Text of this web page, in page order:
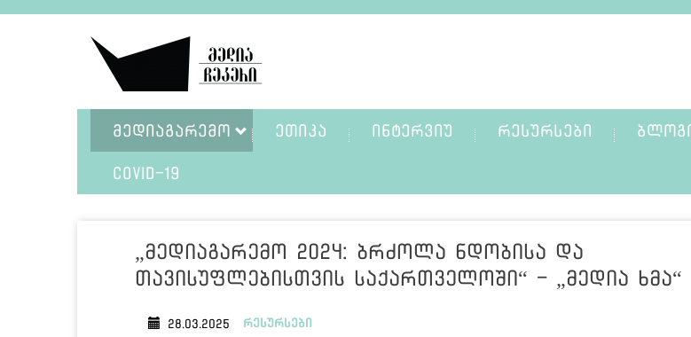
ᲛᲔᲓᲘᲐᲒᲐᲠᲔᲛᲝ ᲔᲗᲘᲙᲐ ᲘᲜᲢᲔᲠᲕᲘᲣ ᲠᲔᲡᲣᲠᲡᲔᲑᲘ ᲑᲚᲝᲒᲘ
COVID-19
„მედიაგარემო 2024: ბრძოლა ნდობისა და
თავისუფლებისთვის საქართველოში“ - „მედია ხმა“
28.03.2025 რესურსები